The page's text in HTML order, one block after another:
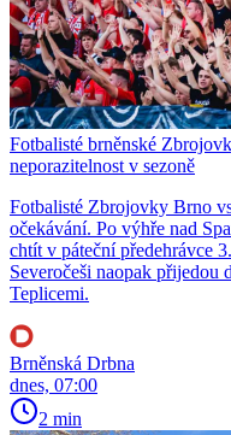
Fotbalisté brněnské
neporazitelnost v sezoně
Fotbalisté Zbrojovky Brno
očekávání. Po výhře nad
chtít v páteční předehrávce
Severočeši naopak přijedou
Teplicemi.
Brněnská Drbna
dnes, 07:00
2 min